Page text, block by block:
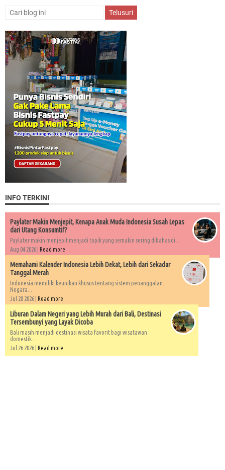
INFO TERKINI
Paylater Makin Menjepit, Kenapa Anak Muda Indonesia Susah Lepas
dari Utang Konsumtif?
Paylater makin menjepit menjadi topik yang semakin sering dibahas di...
Aug 04 2026 | Read more
Memahami Kalender Indonesia Lebih Dekat, Lebih dari Sekadar
Tanggal Merah
Indonesia memiliki keunikan khusus tentang sistem penanggalan.
Negara...
Jul 28 2026 | Read more
Liburan Dalam Negeri yang Lebih Murah dari Bali, Destinasi
Tersembunyi yang Layak Dicoba
Bali masih menjadi destinasi wisata favorit bagi wisatawan
domestik...
Jul 26 2026 | Read more